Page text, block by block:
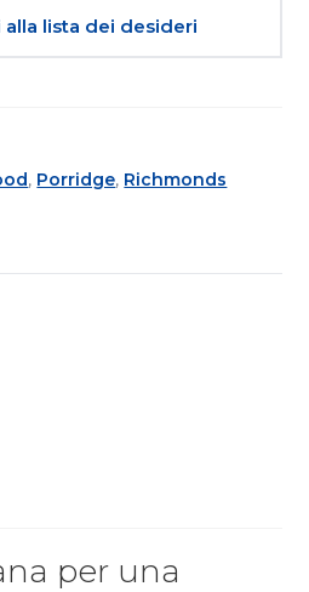
lista dei desideri
, Porridge, Richmonds
per una